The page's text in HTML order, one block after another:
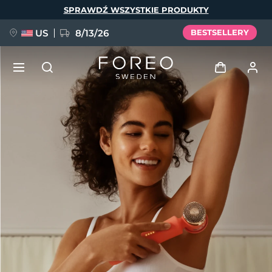
SPRAWDŹ WSZYSTKIE PRODUKTY
US 8/13/26 BESTSELLERY
Zaloguj
Profil użytkownika
Moje urządzenia
Moje zamówienia
Moje adresy
Moje subskrypcje
NOWOŚĆ
FAQ™ Pure Beauty-Tech Elixir
BREAKING NEWS
issa™ Teeth Whitening Set
Deutsch
Español
Italiano
Português
Svenska
Русский
Türkçe
简体中文 繁體中文